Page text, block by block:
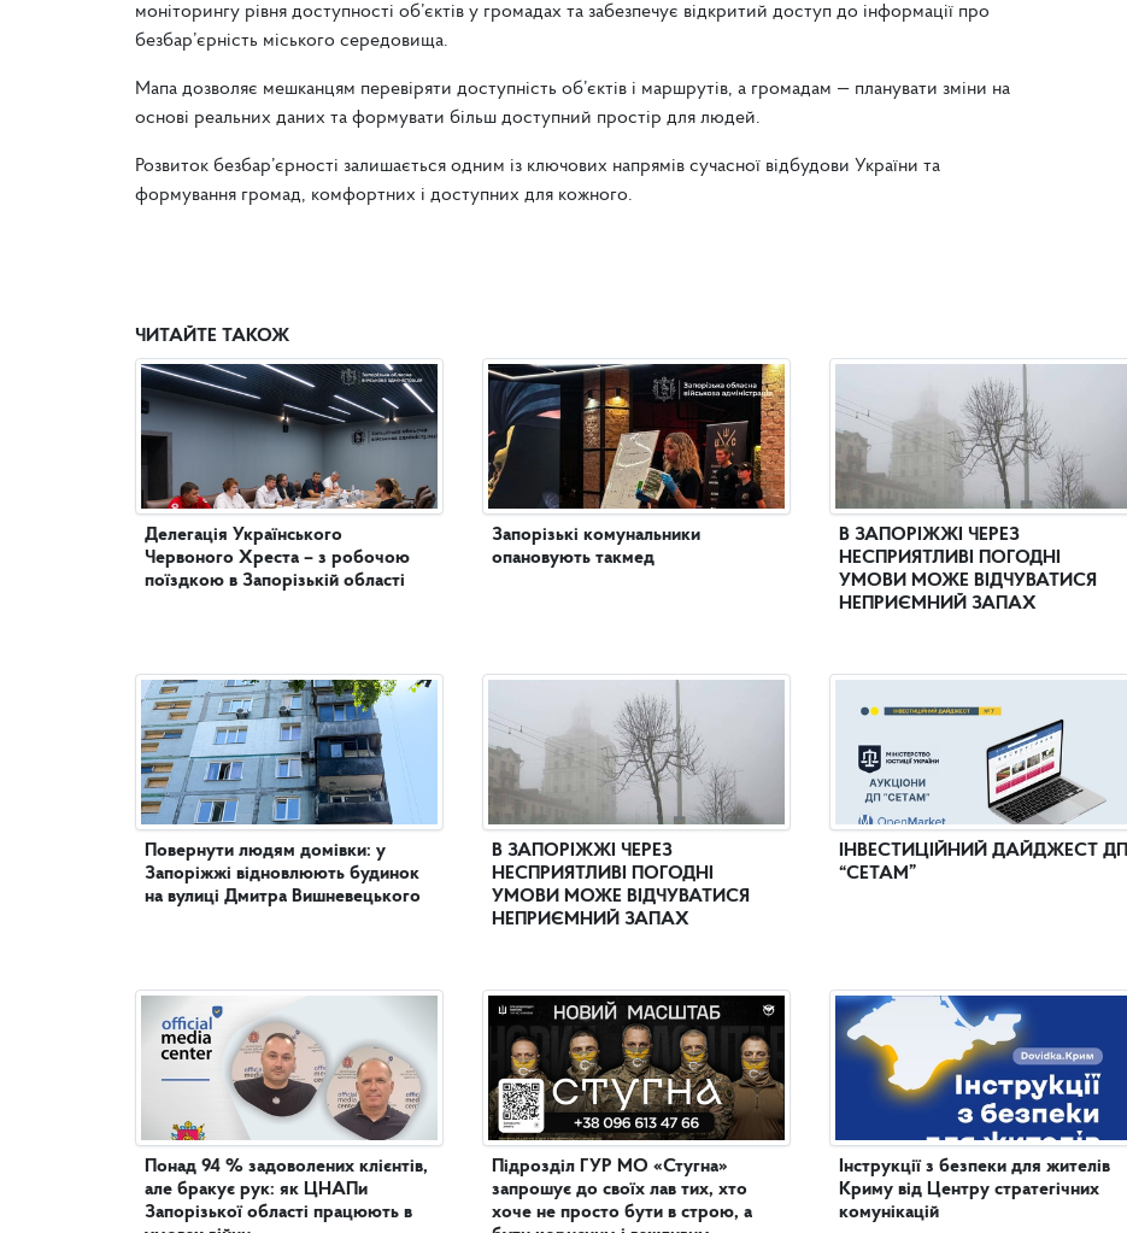
моніторингу рівня доступності об’єктів у громадах та забезпечує відкритий доступ до інформації про
безбар’єрність міського середовища.
Мапа дозволяє мешканцям перевіряти доступність об’єктів і маршрутів, а громадам — планувати зміни на
основі реальних даних та формувати більш доступний простір для людей.
Розвиток безбар’єрності залишається одним із ключових напрямів сучасної відбудови України та
формування громад, комфортних і доступних для кожного.
ЧИТАЙТЕ ТАКОЖ
Делегація Українського
Червоного Хреста – з робочою
поїздкою в Запорізькій області
Повернути людям домівки: у
Запоріжжі відновлюють будинок
на вулиці Дмитра Вишневецького
Понад 94 % задоволених клієнтів,
але бракує рук: як ЦНАПи
Запорізької області працюють в
Запорізькі комунальники
опановують такмед
В ЗАПОРІЖЖІ ЧЕРЕЗ
НЕСПРИЯТЛИВІ ПОГОДНІ
УМОВИ МОЖЕ ВІДЧУВАТИСЯ
НЕПРИЄМНИЙ ЗАПАХ
Підрозділ ГУР МО «Стугна»
запрошує до своїх лав тих, хто
хоче не просто бути в строю, а
В ЗАПОРІЖЖІ ЧЕРЕЗ
НЕСПРИЯТЛИВІ ПОГОДНІ
УМОВИ МОЖЕ ВІДЧУВАТИСЯ
НЕПРИЄМНИЙ ЗАПАХ
ІНВЕСТИЦІЙНИЙ ДАЙДЖЕСТ ДП
“СЕТАМ”
Інструкції з безпеки для жителів
Криму від Центру стратегічних
комунікацій